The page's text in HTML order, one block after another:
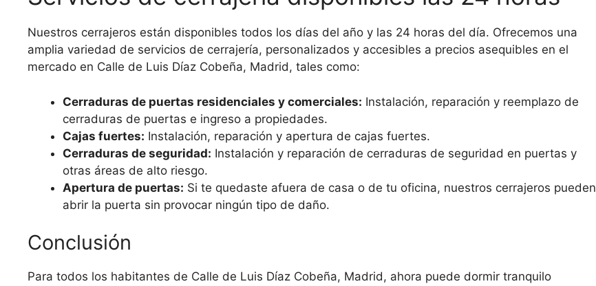
Nuestros cerrajeros están disponibles todos los días del año y las 24 horas del día. Ofrecemos una
amplia variedad de servicios de cerrajería, personalizados y accesibles a precios asequibles en el
mercado en Calle de Luis Díaz Cobeña, Madrid, tales como:
Cerraduras de puertas residenciales y comerciales: Instalación, reparación y reemplazo de
cerraduras de puertas e ingreso a propiedades.
Cajas fuertes: Instalación, reparación y apertura de cajas fuertes.
Cerraduras de seguridad: Instalación y reparación de cerraduras de seguridad en puertas y
otras áreas de alto riesgo.
Apertura de puertas: Si te quedaste afuera de casa o de tu oficina, nuestros cerrajeros pueden
abrir la puerta sin provocar ningún tipo de daño.
Conclusión
Para todos los habitantes de Calle de Luis Díaz Cobeña, Madrid, ahora puede dormir tranquilo